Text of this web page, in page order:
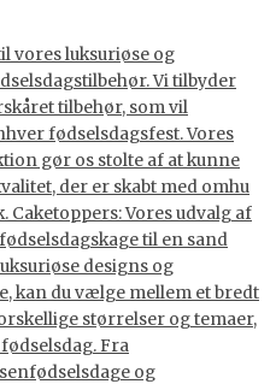
vores luksuriøse og
Vi tilbyder
tilbehør, som vil
fødselsdagsfest. Vores
gør os stolte af at kunne
der er skabt med omhu
Caketoppers: Vores udvalg af
til en sand
designs og
kan du vælge mellem et bredt
størrelser og temaer,
Fra
og